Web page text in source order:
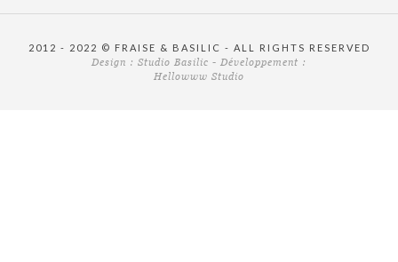
2012 - 2022 © FRAISE & BASILIC - ALL RIGHTS RESERVED
Design : Studio Basilic - Développement :
Hellowww Studio